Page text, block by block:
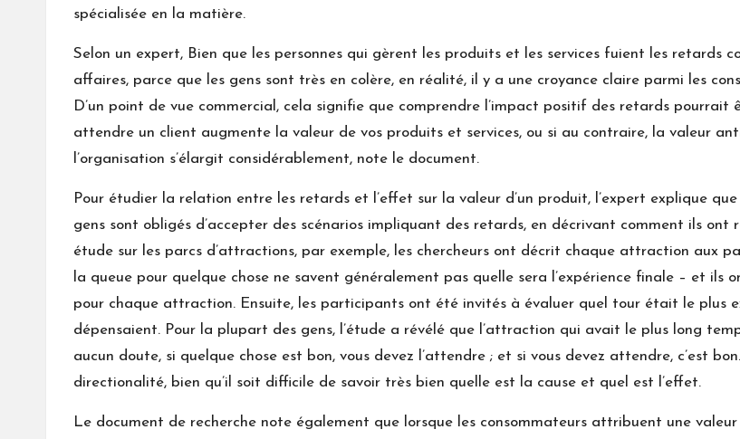
spécialisée en la matière.
Selon un expert, Bien que les personnes qui gèrent les produits et les services fuient les retards
affaires, parce que les gens sont très en colère, en réalité, il y a une croyance claire parmi les
D’un point de vue commercial, cela signifie que comprendre l’impact positif des retards
attendre un client augmente la valeur de vos produits et services, ou si au contraire, la valeur
l’organisation s’élargit considérablement, note le document.
Pour étudier la relation entre les retards et l’effet sur la valeur d’un produit, l’expert explique
gens sont obligés d’accepter des scénarios impliquant des retards, en décrivant comment ils
étude sur les parcs d’attractions, par exemple, les chercheurs ont décrit chaque attraction aux
la queue pour quelque chose ne savent généralement pas quelle sera l’expérience finale – et
pour chaque attraction. Ensuite, les participants ont été invités à évaluer quel tour était le plus
dépensaient. Pour la plupart des gens, l’étude a révélé que l’attraction qui avait le plus long
aucun doute, si quelque chose est bon, vous devez l’attendre ; et si vous devez attendre, c’est
directionalité, bien qu’il soit difficile de savoir très bien quelle est la cause et quel est l’effet.
Le document de recherche note également que lorsque les consommateurs attribuent une